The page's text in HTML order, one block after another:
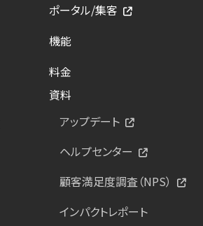
ポータル/集客
機能
料金
資料
アップデート
ヘルプセンター
顧客満足度調査（NPS）
インパクトレポート